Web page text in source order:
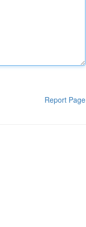
Report Page